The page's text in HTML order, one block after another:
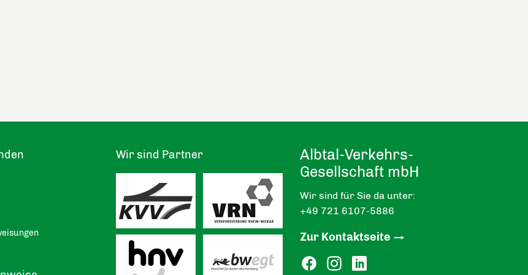
Wir sind Partner
Albtal-Verkehrs-
Gesellschaft mbH
Wir sind für Sie da unter:
+49 721 6107-5886
Zur Kontaktseite